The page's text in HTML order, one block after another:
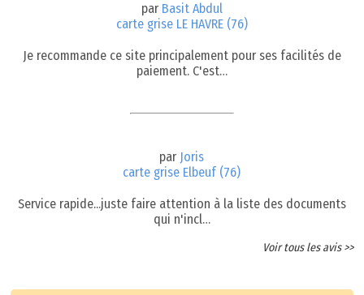
par Basit Abdul
carte grise LE HAVRE (76)
Je recommande ce site principalement pour ses facilités de
paiement. C'est…
par Joris
carte grise Elbeuf (76)
Service rapide...juste faire attention à la liste des documents
qui n'incl…
Voir tous les avis >>